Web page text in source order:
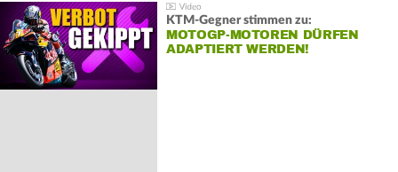
KTM-Gegner stimmen zu:
MOTOGP-MOTOREN DÜRFEN
ADAPTIERT WERDEN!